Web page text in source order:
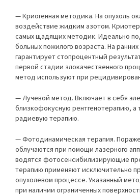
— Криогенная методика. На опухоль
воздействие жидким азотом.
самых щадящих методик. Идеально
больных пожилого возраста. На
гарантирует стопроцентный
первой стадии злокачественного
метод используют при
— Лучевой метод. Включает в себя
близкофокусную рентгенотерапию, а
радиевую терапию.
— Фотодинамическая терапия.
облучаются при помощи лазерного
водятся фотосенсибилизирующие
терапию применяют исключительно
опухолевом процессе. Указанный
при наличии ограниченных